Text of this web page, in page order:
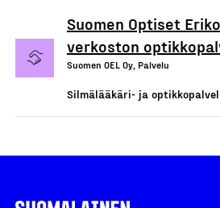
Suomen Optiset
verkoston
Suomen OEL Oy, Palvelu
Silmälääkäri- ja